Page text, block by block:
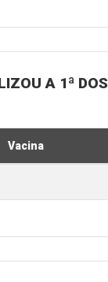
A 1ª
Vacina